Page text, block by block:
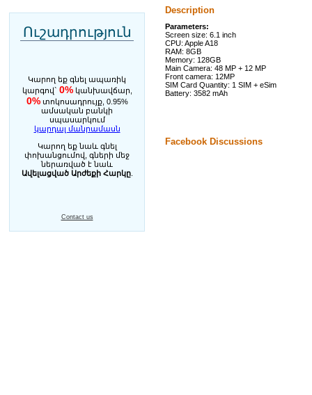
Ուշադրություն
Կարող եք գնել ապառիկ
կարգով` 0%կանխավճար,
0%տոկոսադրույք, 0.95%
ամսական բանկի
սպասարկում
կարդալ մանրամասն
Կարող եք նաև գնել
փոխանցումով, գների մեջ
ներառված է նաև
Ավելացված Արժեքի Հարկը.
Contact us
Description
Parameters:
Screen size: 6.1 inch
CPU: Apple A18
RAM: 8GB
Memory: 128GB
Main Camera: 48 MP + 12 MP
Front camera: 12MP
SIM Card Quantity: 1 SIM + eSim
Battery: 3582 mAh
Facebook Discussions